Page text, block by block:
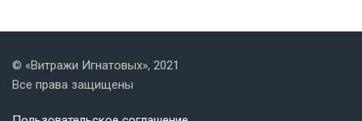
© «Витражи Игнатовых», 2021
Все права защищены